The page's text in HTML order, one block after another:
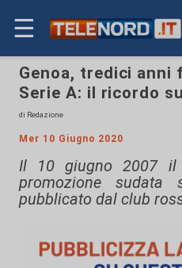
☰
Genoa, tredici anni
Serie A: il ricordo
di Redazione
Mer 10 Giugno 2020
Il 10 giugno 2007 il
promozione
pubblicato dal club